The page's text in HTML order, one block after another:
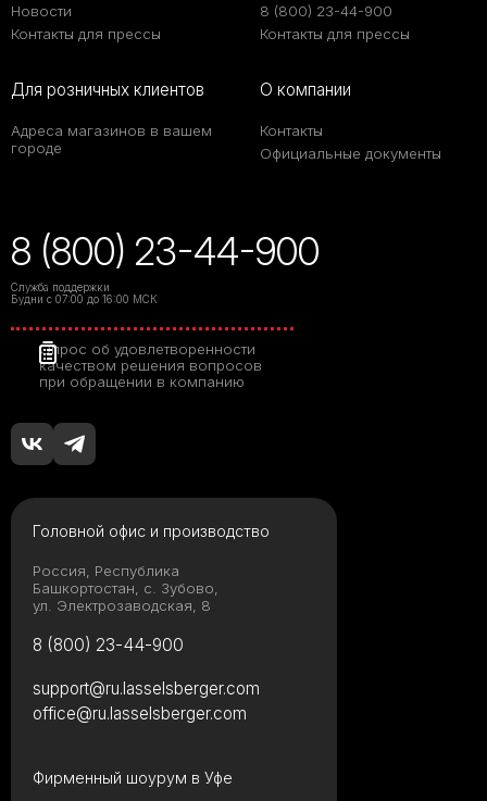
Новости
Контакты для прессы
8 (800) 23-44-900
Контакты для прессы
Для розничных клиентов
Адреса магазинов в вашем
городе
О компании
Контакты
Официальные документы
8 (800) 23-44-900
Служба поддержки
Будни с 07:00 до 16:00 МСК
Опрос об удовлетворенности
качеством решения вопросов
при обращении в компанию
Головной офис и производство
Россия, Республика
Башкортостан, с. Зубово,
ул. Электрозаводская, 8
8 (800) 23-44-900
Фирменный шоурум в Уфе
support@ru.lasselsberger.com
office@ru.lasselsberger.com